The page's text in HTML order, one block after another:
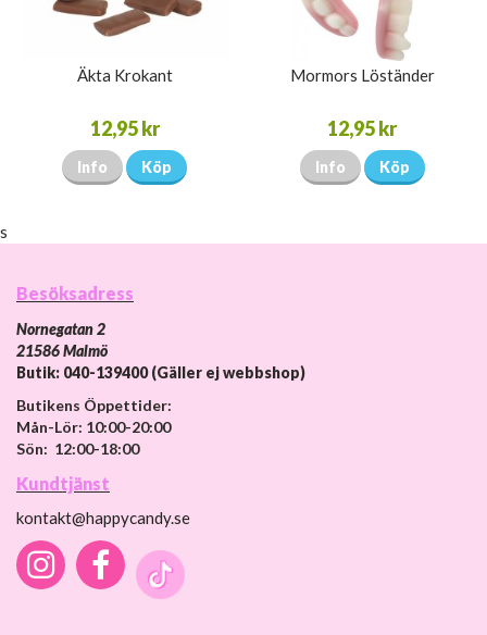
Äkta Krokant
12,95 kr
Info Köp
Mormors Löständer
12,95 kr
Info Köp
s
Besöksadress
Nornegatan 2
21586 Malmö
Butik: 040-139400 (Gäller ej webbshop)
Butikens Öppettider:
Mån-Lör: 10:00-20:00
Sön: 12:00-18:00
Kundtjänst
kontakt@happycandy.se